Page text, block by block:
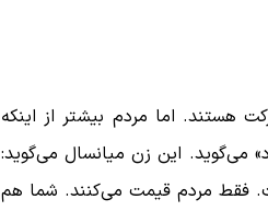
هستند. اما مردم بیشتر از اینکه
می‌گوید. این زن میانسال می‌گوید:
فقط مردم قیمت می‌کنند. شما هم
و حدود خودمان دفاع می‌کنیم، اما
جنگ نیس…